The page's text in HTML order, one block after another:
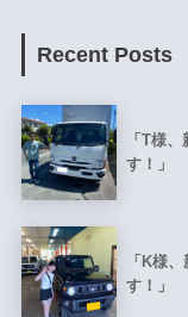
Recent Posts
「T様
す！」
「K様
す！」